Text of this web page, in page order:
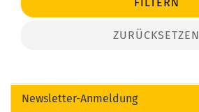
FILTERN
ZURÜCKSETZEN
Newsletter-Anmeldung